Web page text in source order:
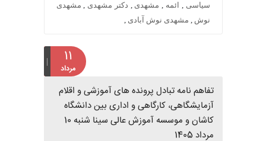
سیاسی,ائمه ,مشهدی,دکتر مشهدی,مشهدی
مشهدی نوش آبادی,
مرداد
تفاهم نامه تبادل پرونده‌ های آموزشی و اقلام
آزمایشگاهی، کارگاهی و اداری بین دانشگاه
کاشان و موسسه آموزش عالی سینا شنبه 10